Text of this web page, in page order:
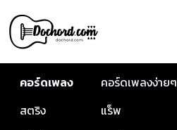
คอร์ดเพลง คอร์ดเพลงง่ายๆ
สตริง
แร็พ